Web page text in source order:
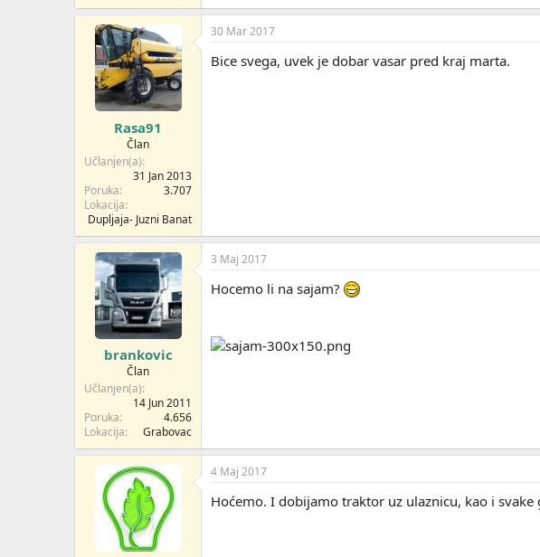
Rasa91
Član
Učlanjen(a)
31 Jan 2013
Poruka
3.707
Lokacija
Dupljaja- Juzni Banat
30 Mar 2017
Bice svega, uvek je dobar vasar pred kraj marta.
brankovic
Član
Učlanjen(a)
14 Jun 2011
Poruka
4.656
Lokacija
Grabovac
3 Maj 2017
Hocemo li na sajam?
4 Maj 2017
Hoćemo. I dobijamo traktor uz ulaznicu, kao i svake